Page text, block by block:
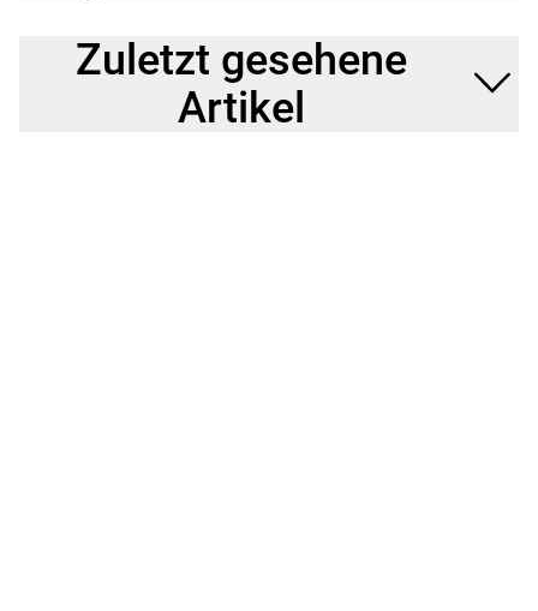
Zuletzt gesehene
Artikel